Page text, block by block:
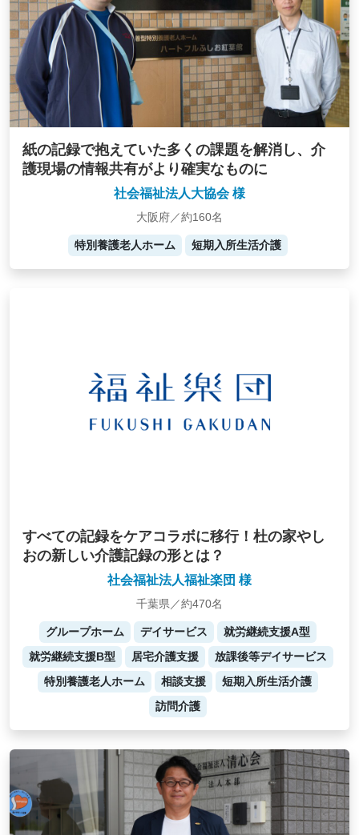
紙の記録で抱えていた多くの課題を解消し、介
護現場の情報共有がより確実なものに
社会福祉法人大協会 様
大阪府／約160名
特別養護老人ホーム 短期入所生活介護
すべての記録をケアコラボに移行！杜の家やし
おの新しい介護記録の形とは？
社会福祉法人福祉楽団 様
千葉県／約470名
グループホーム デイサービス
就労継続支援A型
就労継続支援B型
居宅介護支援
放課後等デイサービス
特別養護老人ホーム
相談支援
短期入所生活介護
訪問介護